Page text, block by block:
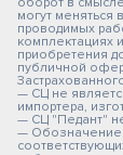
могут меняться
проводимых
комплектациях
приобретения
публичной
— СЦ не
импортера,
— СЦ "Педант"
— Обозначение